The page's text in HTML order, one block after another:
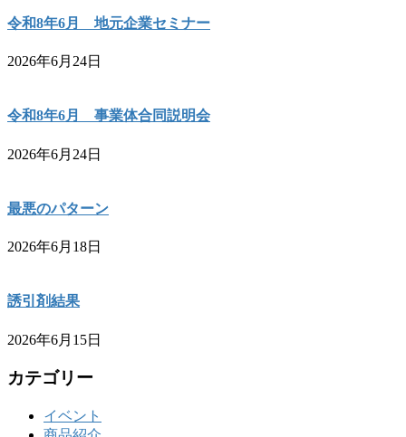
令和8年6月 地元企業セミナー
2026年6月24日
令和8年6月 事業体合同説明会
2026年6月24日
最悪のパターン
2026年6月18日
誘引剤結果
2026年6月15日
カテゴリー
イベント